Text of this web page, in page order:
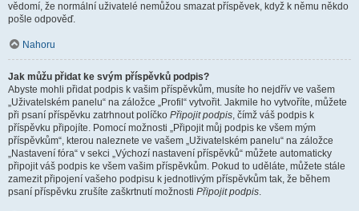
vědomí, že normální uživatelé nemůžou smazat příspěvek, když k němu někdo
pošle odpověď.
Nahoru
Jak můžu přidat ke svým příspěvků podpis?
Abyste mohli přidat podpis k vašim příspěvkům, musíte ho nejdřív ve vašem
„Uživatelském panelu“ na záložce „Profil“ vytvořit. Jakmile ho vytvoříte, můžete
při psaní příspěvku zatrhnout políčko Připojit podpis, čímž váš podpis k
příspěvku připojíte. Pomocí možnosti „Připojit můj podpis ke všem mým
příspěvkům“, kterou naleznete ve vašem „Uživatelském panelu“ na záložce
„Nastavení fóra“ v sekci „Výchozí nastavení příspěvků“ můžete automaticky
připojit váš podpis ke všem vašim příspěvkům. Pokud to uděláte, můžete stále
zamezit připojení vašeho podpisu k jednotlivým příspěvkům tak, že během
psaní příspěvku zrušíte zaškrtnutí možnosti Připojit podpis.